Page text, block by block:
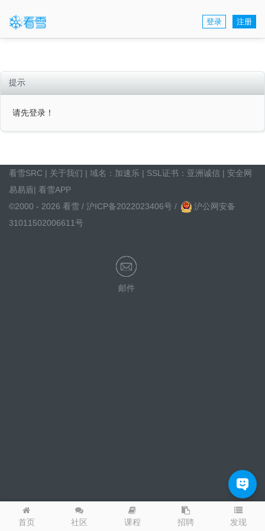
登录 注册
首页 社区 课程 招聘 发现
提示
请先登录！
看雪SRC | 关于我们 | 域名： 加速乐 | SSL证书： 亚洲诚信 | 安全网
易易盾| 看雪APP
©2000 - 2026 看雪 / 沪ICP备2022023406号 /
沪公网安备
31011502006611号
邮件